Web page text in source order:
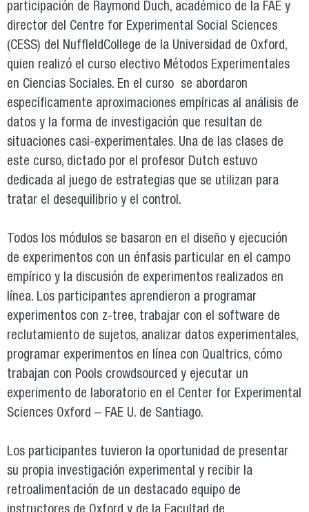
participación de Raymond Duch, académico de la FAE y
director del Centre for Experimental Social Sciences
(CESS) del NuffieldCollege de la Universidad de Oxford,
quien realizó el curso electivo Métodos Experimentales
en Ciencias Sociales. En el curso se abordaron
específicamente aproximaciones empíricas al análisis de
datos y la forma de investigación que resultan de
situaciones casi-experimentales. Una de las clases de
este curso, dictado por el profesor Dutch estuvo
dedicada al juego de estrategias que se utilizan para
tratar el desequilibrio y el control.
Todos los módulos se basaron en el diseño y ejecución
de experimentos con un énfasis particular en el campo
empírico y la discusión de experimentos realizados en
línea. Los participantes aprendieron a programar
experimentos con z-tree, trabajar con el software de
reclutamiento de sujetos, analizar datos experimentales,
programar experimentos en línea con Qualtrics, cómo
trabajan con Pools crowdsourced y ejecutar un
experimento de laboratorio en el Center for Experimental
Sciences Oxford – FAE U. de Santiago.
Los participantes tuvieron la oportunidad de presentar
su propia investigación experimental y recibir la
retroalimentación de un destacado equipo de